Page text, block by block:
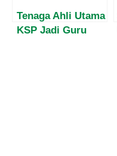
Tenaga Ahli Utama
KSP Jadi Guru